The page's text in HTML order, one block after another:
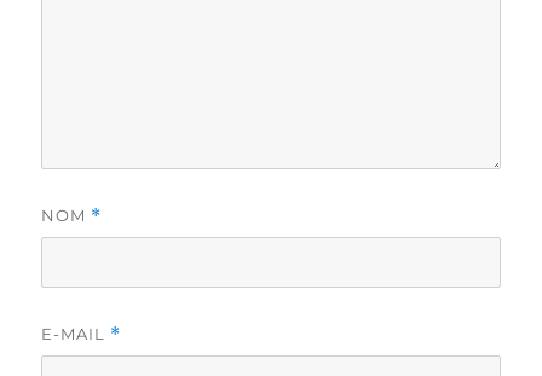
NOM *
E-MAIL *